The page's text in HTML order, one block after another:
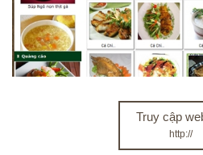
Truy cập
http://